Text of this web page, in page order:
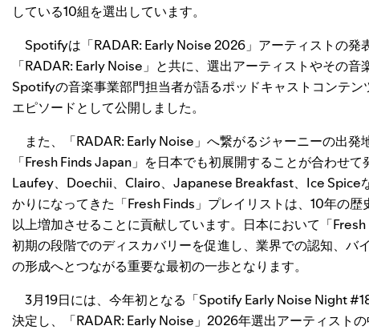
している10組を選出しています。
Spotifyは「RADAR: Early Noise 2026」アーティストの発
「RADAR: Early Noise」と共に、選出アーティストやその
Spotifyの音楽事業部門担当者が語るポッドキャストコンテ
エピソードとして公開しました。
また、「RADAR: Early Noise」へ繋がるジャーニーの出発
「Fresh Finds Japan」を日本でも初展開することが合わせ
Laufey、Doechii、Clairo、Japanese Breakfast、Ice Spice
かりになってきた「Fresh Finds」プレイリストは、10年の
以上増加させることに貢献しています。日本において「
初期の段階でのディスカバリーを促進し、業界での認知、バ
の形成へとつながる重要な最初の一歩となります。
3月19日には、今年初となる「Spotify Early Noise Night
決定し、「RADAR: Early Noise」2026年選出アーティスト